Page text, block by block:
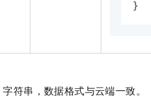
}
字符串，数据格式与云端一致。